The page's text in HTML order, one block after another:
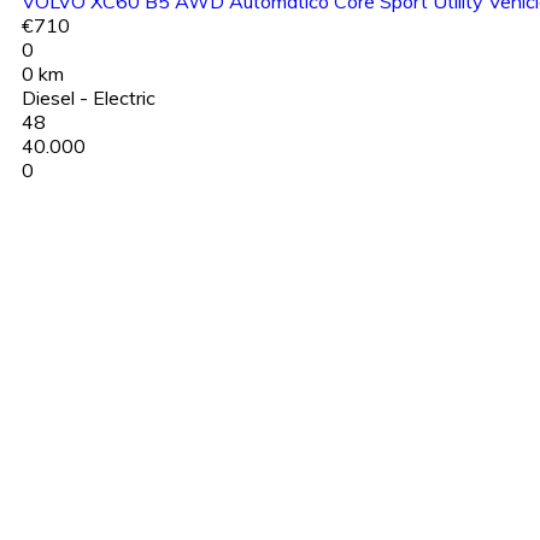
€710
0
0 km
Diesel - Electric
48
40.000
0